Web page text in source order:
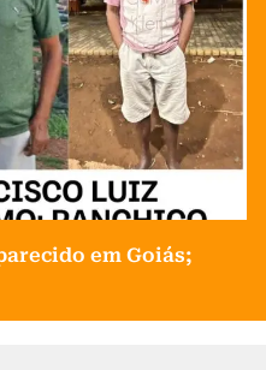
em Goiás;